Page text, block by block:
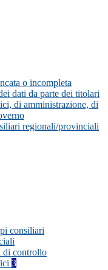
o incompleta
dati da parte dei titolari
di amministrazione, di
regionali/provinciali
consiliari
di controllo
3